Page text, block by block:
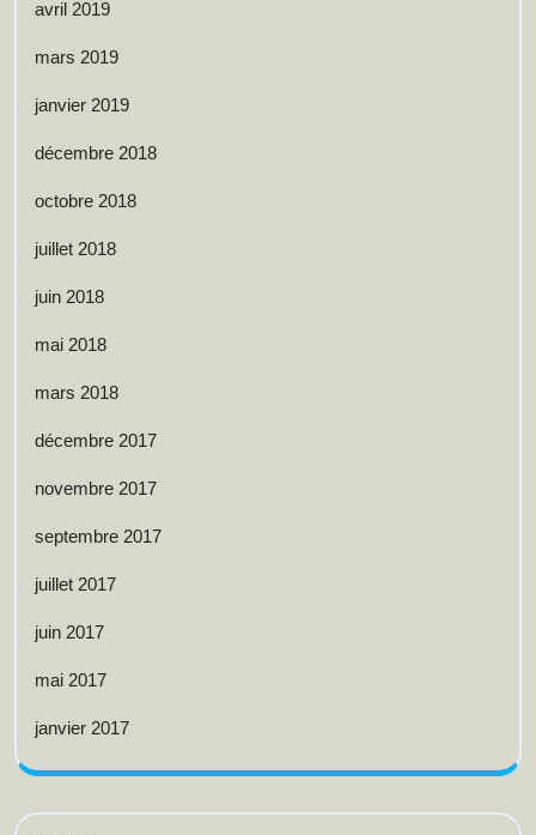
avril 2019
mars 2019
janvier 2019
décembre 2018
octobre 2018
juillet 2018
juin 2018
mai 2018
mars 2018
décembre 2017
novembre 2017
septembre 2017
juillet 2017
juin 2017
mai 2017
janvier 2017